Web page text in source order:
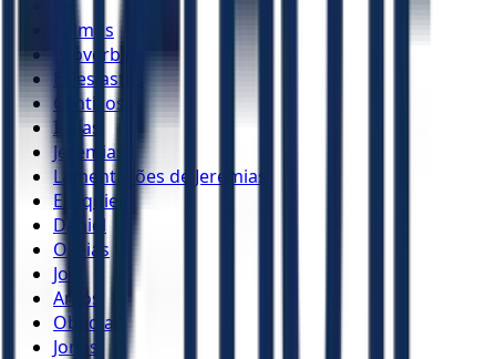
Salmos
Provérbios
Eclesiastes
Cânticos
Isaías
Jeremias
Lamentações de Jeremias
Ezequiel
Daniel
Oséias
Joel
Amós
Obadias
Jonas